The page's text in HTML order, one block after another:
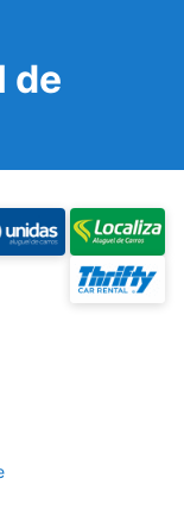
de